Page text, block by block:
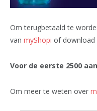
Om terugbetaald te
van myShopi of download
Voor de eerste 2500
Om meer te weten over